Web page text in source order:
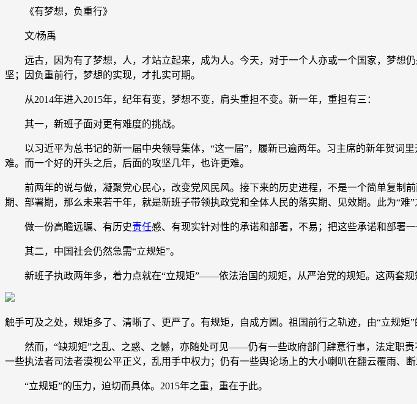
《有梦想，负重行》
文/杨禹
远古，因为有了梦想，人，才站立起来，成为人。今天，对于一个人亦或一个国家，梦想
坚；因负重前行，梦想的实现，才扎实可期。
从2014年进入2015年，纪年有变，梦想不变，肩头重担不变。新一年，重担有三：
其一，新班子面对更有难度的挑战。
以习近平为总书记的新一届中央领导集体，“这一届”，履新已逾两年。习主席的新年贺词
难。而一个好的开头之后，后面的攻坚几年，也许更难。
前两年的说与做，凝聚党心民心，改变党风民风。接下来的历史进程，不是一个简单复制
期、部署期，那么未来若干年，就是新班子带领执政党和全体人民的落实期、见效期。此为“难”
做一份高瞻远瞩、有历史责任感、有现实针对性的承诺和部署，不易；把这些承诺和部署
其二，中国社会仍然急需“立规矩”。
新班子执政两年多，着力点就在“立规矩”——依法治国的规矩，从严治党的规矩。这两套规
触手可及之处，规矩多了、清晰了、更严了。有规矩，自成方圆。祖国前行之轨迹，由“立规矩”
然而，“缺规矩”之乱、之惑、之憾，亦随处可见——仍有一些政府部门肆意行事，法定职责
一些执法者司法者漠视公平正义，乱用手中权力；仍有一些舆论场上的大小喇叭在翻云覆雨、
“立规矩”的压力，迫切而具体。2015年之重，重在于此。